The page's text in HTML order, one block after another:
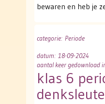
bewaren en heb je
categorie: Periode
datum: 18-09-2024
aantal keer gedownload
klas 6